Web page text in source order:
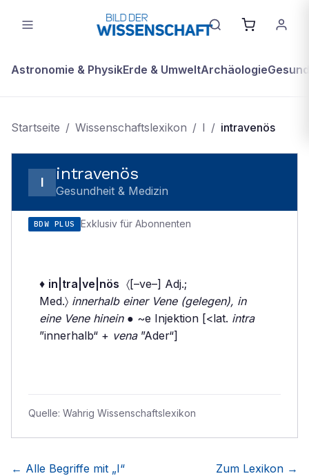
Astronomie & PhysikErde & UmweltArchäologie
Startseite / Wissenschaftslexikon / I / intravenös
I intravenös
Gesundheit & Medizin
BDW PLUS Exklusiv für Abonnenten
♦ in|tra|ve|nös 〈[–ve–] Adj.;
Med.〉 innerhalb einer Vene (gelegen), in
eine Vene hinein● ~e Injektion [<lat. intra
”innerhalb“ + vena”Ader“]
Quelle: Wahrig Wissenschaftslexikon
← Alle Begriffe mit „I“ Zum Lexikon →